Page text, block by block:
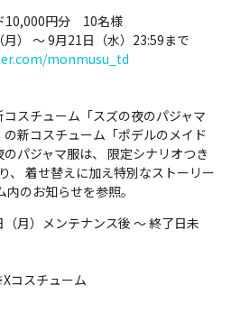
10,000円分 10名様
） ～ 9月21日（水）23:59まで
monmusu_td
スチューム「スズの夜のパジャマ
新コスチューム「ポデルのメイド
パジャマ服は、 限定シナリオつき
、 着せ替えに加え特別なストーリー
のお知らせを参照。
（月）メンテナンス後 ～ 終了日未
コスチューム